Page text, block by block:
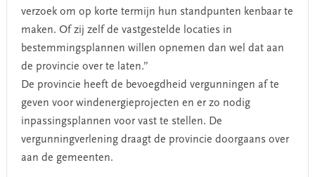
verzoek om op korte termijn hun standpunten kenbaar te
maken. Of zij zelf de vastgestelde locaties in
bestemmingsplannen willen opnemen dan wel dat aan
de provincie over te laten.”
De provincie heeft de bevoegdheid vergunningen af te
geven voor windenergieprojecten en er zo nodig
inpassingsplannen voor vast te stellen. De
vergunningverlening draagt de provincie doorgaans over
aan de gemeenten.